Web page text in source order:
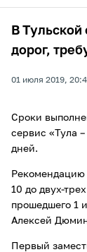
В Тульской
дорог,
01 июля 2019,
Сроки
сервис «Тула –
дней.
Рекомендацию
10 до двух-
прошедшего 1
Алексей
Первый